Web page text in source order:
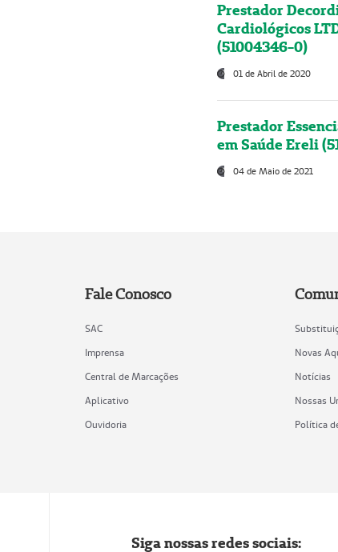
Prestador
Cardiológicos
(51004346-0)
01 de Abril de 2020
Prestador
em Saúde Ereli
04 de Maio de 2021
Fale Conosco
SAC
Imprensa
Central de Marcações
Aplicativo
Ouvidoria
Novas
Notícias
Nossas
Política
Siga nossas redes sociais: